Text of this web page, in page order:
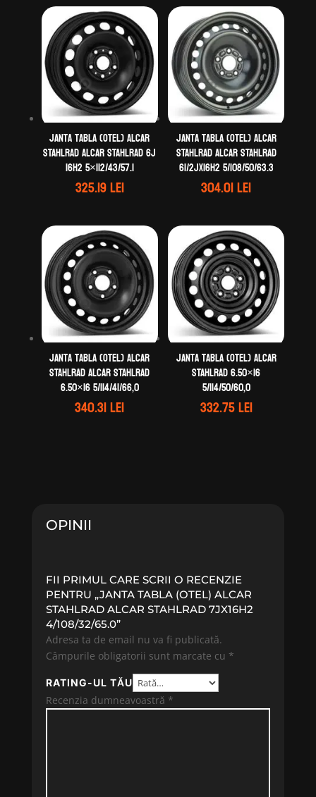
Janta tabla (otel) ALCAR
STAHLRAD ALCAR STAHLRAD 6J
16H2 5×112/43/57.1
325.19lei
Janta tabla (otel) ALCAR
STAHLRAD ALCAR STAHLRAD
61/2Jx16H2 5/108/50/63.3
304.01lei
Janta tabla (otel) ALCAR
STAHLRAD ALCAR STAHLRAD
6.50×16 5/114/41/66,0
340.31lei
Janta tabla (otel) ALCAR
STAHLRAD 6.50×16
5/114/50/60,0
332.75lei
OPINII
FII PRIMUL CARE SCRII O RECENZIE
PENTRU „JANTA TABLA (OTEL) ALCAR
STAHLRAD ALCAR STAHLRAD 7JX16H2
4/108/32/65.0”
Adresa ta de email nu va fi publicată.
Câmpurile obligatorii sunt marcate cu *
RATING-UL TĂU
Recenzia dumneavoastră *